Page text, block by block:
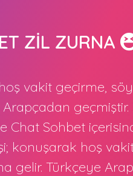
ZİL ZURNA
vakit geçirme,
Chat Sohbet
konuşarak hoş
gelir. Türkçeye